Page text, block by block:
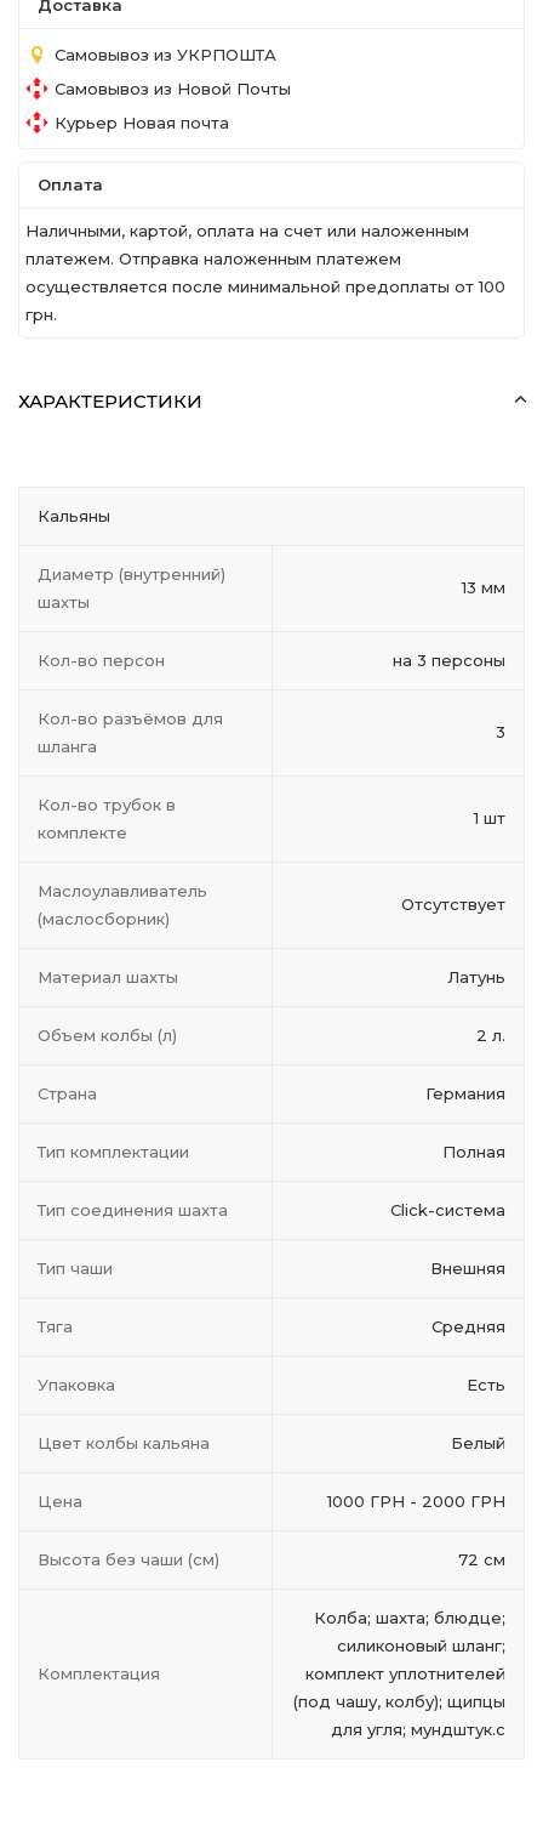
Доставка
Самовывоз из УКРПОШТА
Самовывоз из Новой Почты
Курьер Новая почта
Оплата
Наличными, картой, оплата на счет или наложенным
платежем. Отправка наложенным платежем
осуществляется после минимальной предоплаты от 100
грн.
ХАРАКТЕРИСТИКИ
Кальяны
Диаметр (внутренний)
шахты
13 мм
Кол-во персон на 3 персоны
Кол-во разъёмов для
шланга
3
Кол-во трубок в
комплекте
1 шт
Маслоулавливатель
(маслосборник)
Отсутствует
Материал шахты Латунь
Объем колбы (л) 2 л.
Страна Германия
Тип комплектации Полная
Тип соединения шахта Click-система
Тип чаши Внешняя
Тяга Средняя
Упаковка Есть
Цвет колбы кальяна Белый
Цена 1000 ГРН - 2000 ГРН
Высота без чаши (см) 72 см
Комплектация
Колба; шахта; блюдце;
силиконовый шланг;
комплект уплотнителей
(под чашу, колбу); щипцы
для угля; мундштук.с